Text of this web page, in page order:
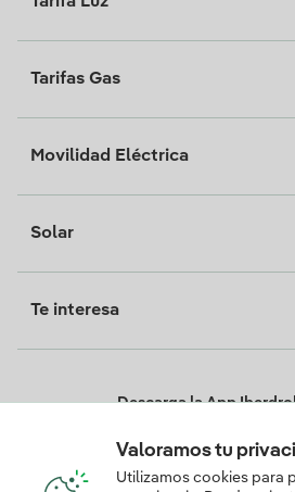
Tarifas Gas
Movilidad Eléctrica
Solar
Te interesa
Descarga la App
Valoramos tu
Utilizamos cookies para